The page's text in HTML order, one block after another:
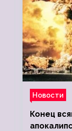
Новости
Конец